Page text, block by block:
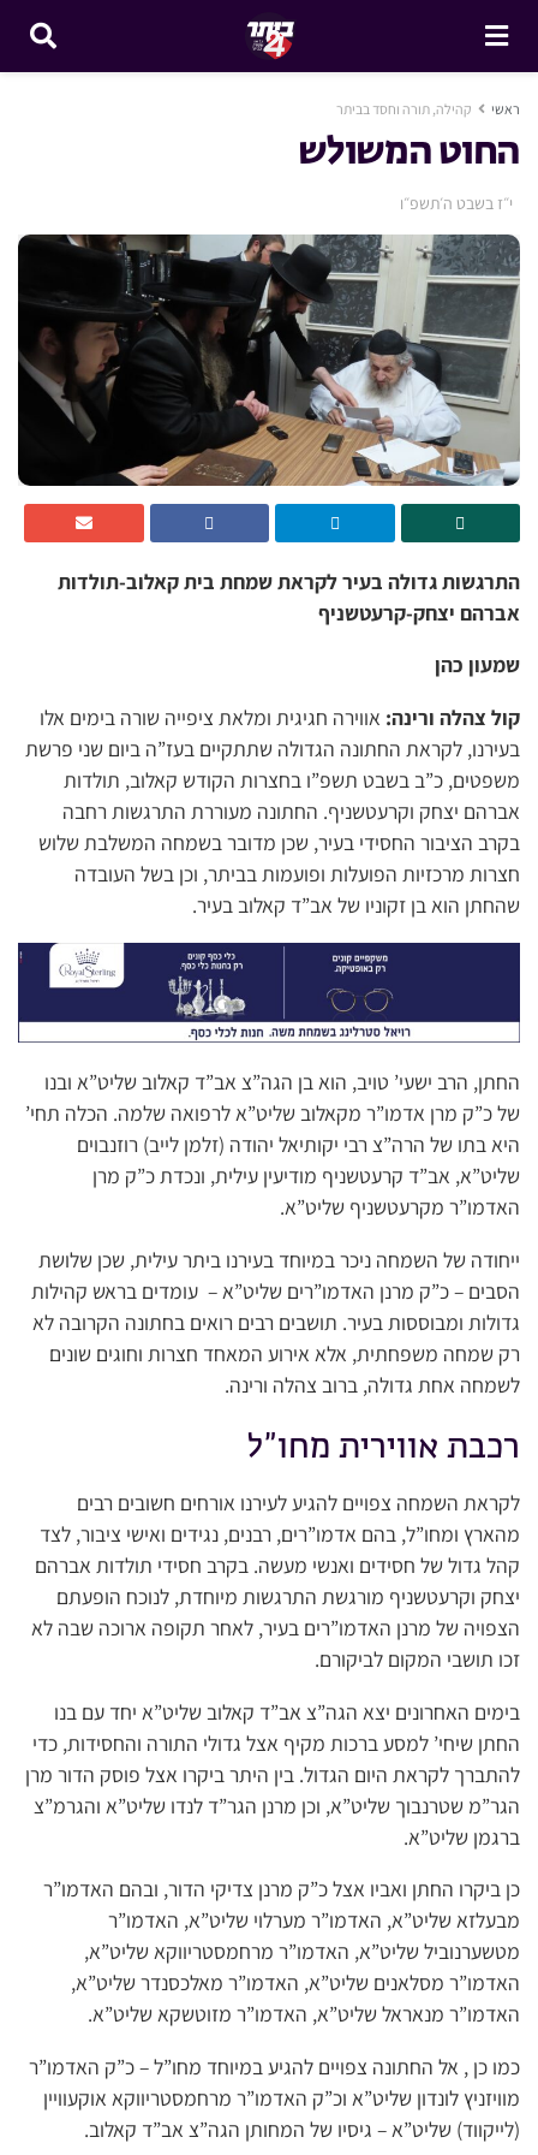
ראשי קהילה, תורה וחסד בביתר
החוט המשולש
י״ז בשבט ה׳תשפ״ו
התרגשות גדולה בעיר לקראת שמחת בית קאלוב-תולדות
אברהם יצחק-קרעטשניף
שמעון כהן
קול צהלה ורינה: אווירה חגיגית ומלאת ציפייה שורה בימים אלו
בעירנו, לקראת החתונה הגדולה שתתקיים בעז”ה ביום שני פרשת
משפטים, כ”ב בשבט תשפ”ו בחצרות הקודש קאלוב, תולדות
אברהם יצחק וקרעטשניף. החתונה מעוררת התרגשות רחבה
בקרב הציבור החסידי בעיר, שכן מדובר בשמחה המשלבת שלוש
חצרות מרכזיות הפועלות ופועמות בביתר, וכן בשל העובדה
שהחתן הוא בן זקוניו של אב”ד קאלוב בעיר.
החתן, הרב ישעי’ טויב, הוא בן הגה”צ אב”ד קאלוב שליט”א ובנו
של כ”ק מרן אדמו”ר מקאלוב שליט”א לרפואה שלמה. הכלה תחי’
היא בתו של הרה”צ רבי יקותיאל יהודה (זלמן לייב) רוזנבוים
שליט”א, אב”ד קרעטשניף מודיעין עילית, ונכדת כ”ק מרן
האדמו”ר מקרעטשניף שליט”א.
ייחודה של השמחה ניכר במיוחד בעירנו ביתר עילית, שכן שלושת
הסבים – כ”ק מרנן האדמו”רים שליט”א – עומדים בראש קהילות
גדולות ומבוססות בעיר. תושבים רבים רואים בחתונה הקרובה לא
רק שמחה משפחתית, אלא אירוע המאחד חצרות וחוגים שונים
לשמחה אחת גדולה, ברוב צהלה ורינה.
רכבת אווירית מחו”ל
לקראת השמחה צפויים להגיע לעירנו אורחים חשובים רבים
מהארץ ומחו”ל, בהם אדמו”רים, רבנים, נגידים ואישי ציבור, לצד
קהל גדול של חסידים ואנשי מעשה. בקרב חסידי תולדות אברהם
יצחק וקרעטשניף מורגשת התרגשות מיוחדת, לנוכח הופעתם
הצפויה של מרנן האדמו”רים בעיר, לאחר תקופה ארוכה שבה לא
זכו תושבי המקום לביקורם.
בימים האחרונים יצא הגה”צ אב”ד קאלוב שליט”א יחד עם בנו
החתן שיחי’ למסע ברכות מקיף אצל גדולי התורה והחסידות, כדי
להתברך לקראת היום הגדול. בין היתר ביקרו אצל פוסק הדור מרן
הגר”מ שטרנבוך שליט”א, וכן מרנן הגר”ד לנדו שליט”א והגרמ”צ
ברגמן שליט”א.
כן ביקרו החתן ואביו אצל כ”ק מרנן צדיקי הדור, ובהם האדמו”ר
מבעלזא שליט”א, האדמו”ר מערלוי שליט”א, האדמו”ר
מטשערנוביל שליט”א, האדמו”ר מרחמסטריווקא שליט”א,
האדמו”ר מסלאנים שליט”א, האדמו”ר מאלכסנדר שליט”א,
האדמו”ר מנאראל שליט”א, האדמו”ר מזוטשקא שליט”א.
כמו כן , אל החתונה צפויים להגיע במיוחד מחו”ל – כ”ק האדמו”ר
מוויזניץ לונדון שליט”א וכ”ק האדמו”ר מרחמסטריווקא אוקעוויין
(לייקווד) שליט”א – גיסיו של המחותן הגה”צ אב”ד קאלוב.